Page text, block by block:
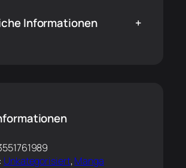
Informationen +
Unkategorisiert, Manga